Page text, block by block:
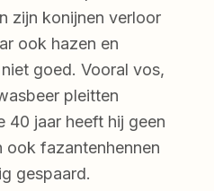
zijn konijnen verloor
ook hazen en
goed. Vooral vos,
pleitten
40 jaar heeft hij geen
ook fazantenhennen
gespaard.